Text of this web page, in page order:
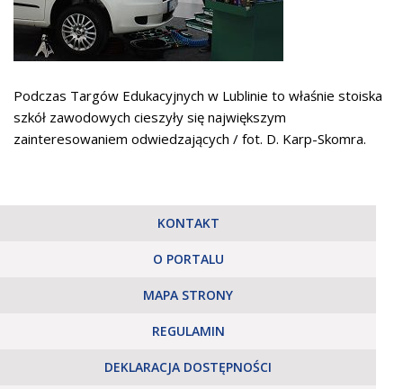
Podczas Targów Edukacyjnych w Lublinie to właśnie stoiska
szkół zawodowych cieszyły się największym
zainteresowaniem odwiedzających / fot. D. Karp-Skomra.
KONTAKT
O PORTALU
MAPA STRONY
REGULAMIN
DEKLARACJA DOSTĘPNOŚCI